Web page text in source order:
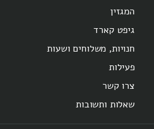
המגזין
גיפט קארד
חנויות, משלוחים ושעות
פעילות
צרו קשר
שאלות ותשובות